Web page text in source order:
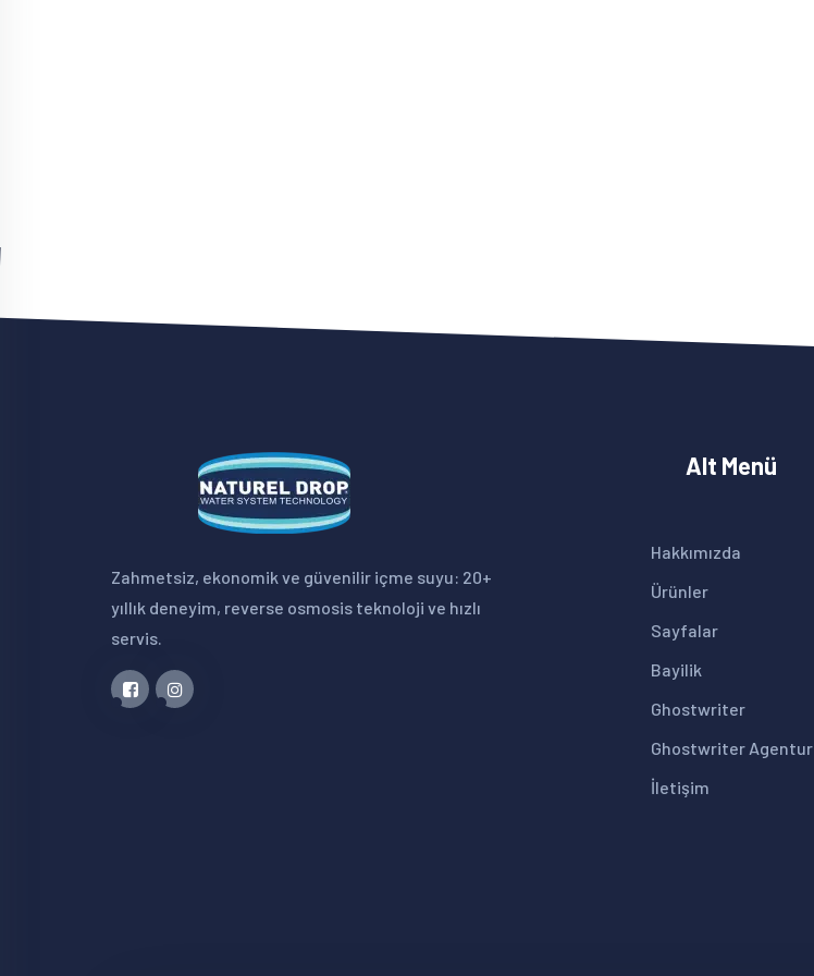
Zahmetsiz, ekonomik ve güvenilir içme suyu: 20+
yıllık deneyim, reverse osmosis teknoloji ve hızlı
servis.
Alt Menü
Hakkımızda
Ürünler
Sayfalar
Bayilik
Ghostwriter
Ghostwriter Agentur
İletişim